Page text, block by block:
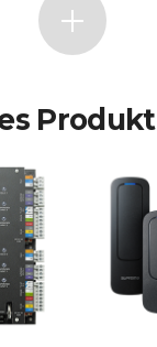
Produkt